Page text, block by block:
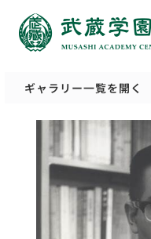
ギャラリー一覧を開く